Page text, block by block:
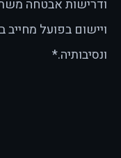
ודרישות אבטחה
ויישום בפועל
ונסיבותיה.*